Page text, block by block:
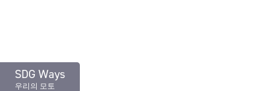
SDG Ways
우리의 모토